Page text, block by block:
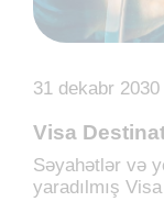
31 dekabr
Visa
Səyahətlər və
yaradılmış